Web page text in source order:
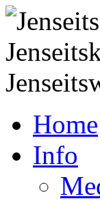
Home
Info